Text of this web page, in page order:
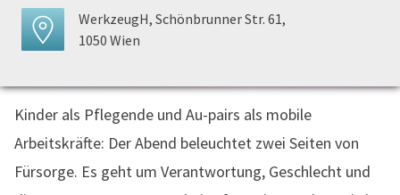
WerkzeugH, Schönbrunner Str. 61,
1050 Wien
Kinder als Pflegende und Au-pairs als mobile
Arbeitskräfte: Der Abend beleuchtet zwei Seiten von
Fürsorge. Es geht um Verantwortung, Geschlecht und